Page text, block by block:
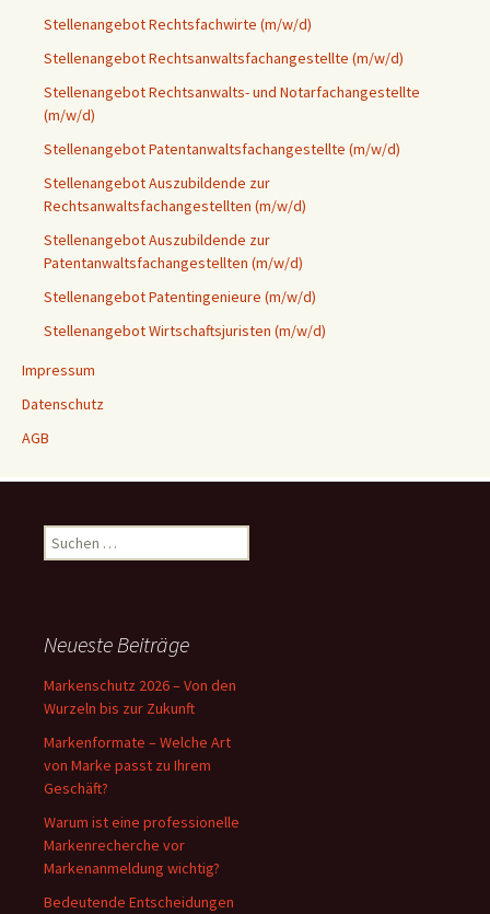
Stellenangebot Rechtsfachwirte (m/w/d)
Stellenangebot Rechtsanwaltsfachangestellte (m/w/d)
Stellenangebot Rechtsanwalts- und Notarfachangestellte
(m/w/d)
Stellenangebot Patentanwaltsfachangestellte (m/w/d)
Stellenangebot Auszubildende zur
Rechtsanwaltsfachangestellten (m/w/d)
Stellenangebot Auszubildende zur
Patentanwaltsfachangestellten (m/w/d)
Stellenangebot Patentingenieure (m/w/d)
Stellenangebot Wirtschaftsjuristen (m/w/d)
Impressum
Datenschutz
AGB
Suchen
nach:
Neueste Beiträge
Markenschutz 2026 – Von den
Wurzeln bis zur Zukunft
Markenformate – Welche Art
von Marke passt zu Ihrem
Geschäft?
Warum ist eine professionelle
Markenrecherche vor
Markenanmeldung wichtig?
Bedeutende Entscheidungen